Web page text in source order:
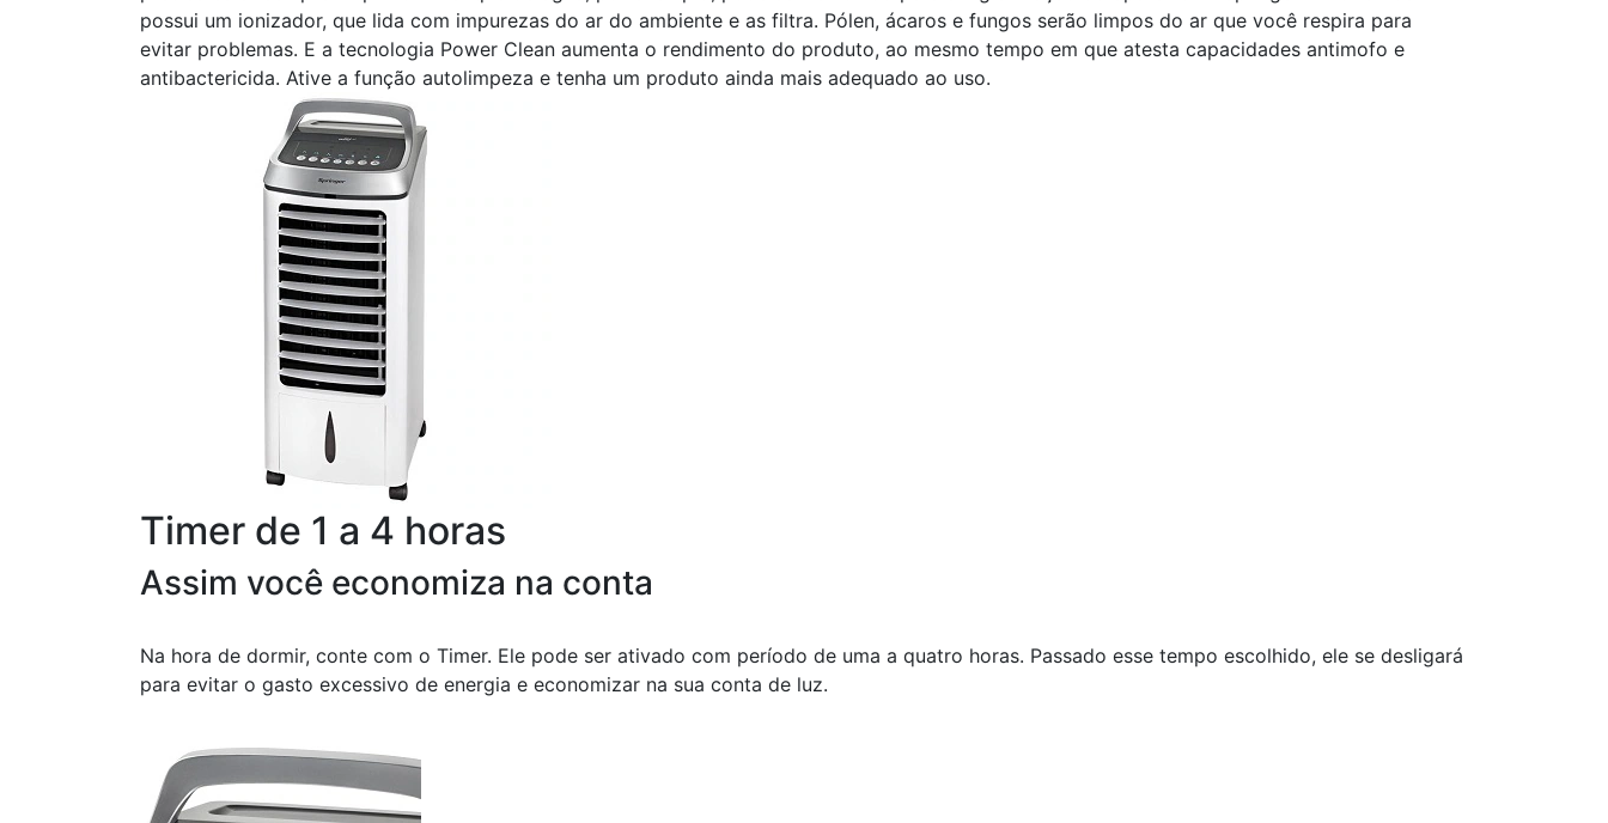
possui um ionizador, que lida com impurezas do ar do ambiente e as filtra. Pólen, ácaros e fungos serão limpos do ar que você respira para
evitar problemas. E a tecnologia Power Clean aumenta o rendimento do produto, ao mesmo tempo em que atesta capacidades antimofo e
antibactericida. Ative a função autolimpeza e tenha um produto ainda mais adequado ao uso.
Timer de 1 a 4 horas
Assim você economiza na conta
Na hora de dormir, conte com o Timer. Ele pode ser ativado com período de uma a quatro horas. Passado esse tempo escolhido, ele se desligará
para evitar o gasto excessivo de energia e economizar na sua conta de luz.